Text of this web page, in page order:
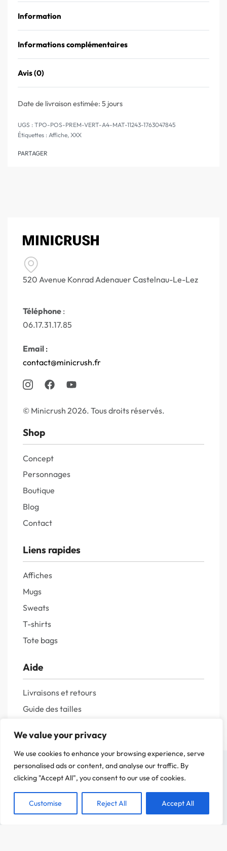
We value your privacy
We use cookies to enhance your browsing experience, serve
personalised ads or content, and analyse our traffic. By
clicking "Accept All", you consent to our use of cookies.
Customise Reject All Accept All
Information
Informations complémentaires
Avis (0)
Date de livraison estimée: 5 jours
TPO-POS-PREM-VERT-A4-MAT-11243-1763047845
Étiquettes : Affiche, XXX
PARTAGER
520 Avenue Konrad Adenauer Castelnau-Le-Lez
Téléphone :
06.17.31.17.85
Email :
contact@minicrush.fr
© Minicrush 2026. Tous droits réservés.
Shop
Concept
Personnages
Boutique
Blog
Contact
Liens rapides
Affiches
Mugs
Sweats
T-shirts
Tote bags
Aide
Livraisons et retours
Guide des tailles
Politique de confidentialité
Mentions légales
On a attendu d'être sûr que le contenu de notre site vous intéresse avant de
C'est OK pour vous ?
ACCEPTER